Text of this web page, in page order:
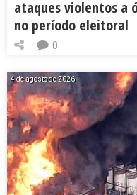
ataques violentos a
no período eleitoral
0
4 de agosto de 2026